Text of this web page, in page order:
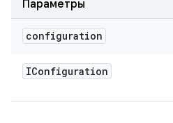
Параметры
configuration
IConfiguration